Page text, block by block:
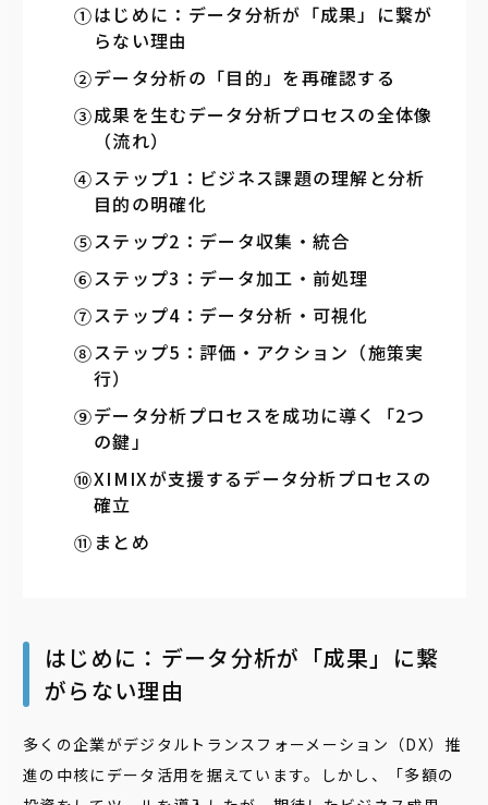
はじめに：データ分析が「成果」に繋が
らない理由
データ分析の「目的」を再確認する
成果を生むデータ分析プロセスの全体像
（流れ）
ステップ1：ビジネス課題の理解と分析
目的の明確化
ステップ2：データ収集・統合
ステップ3：データ加工・前処理
ステップ4：データ分析・可視化
ステップ5：評価・アクション（施策実
行）
データ分析プロセスを成功に導く「2つ
の鍵」
XIMIXが支援するデータ分析プロセスの
確立
まとめ
はじめに：データ分析が「成果」に繋
がらない理由
多くの企業がデジタルトランスフォーメーション（DX）推
進の中核にデータ活用を据えています。しかし、「多額の